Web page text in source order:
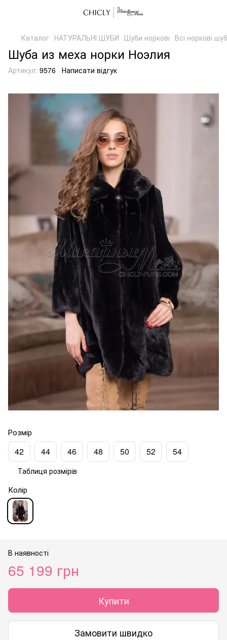
Каталог НАТУРАЛЬНІ ШУБИ Шуби норкові Всі норкові
Шуба из меха норки Ноэлия
Артикул: 9576 Написати відгук
Розмір
42 44 46 48 50 52 54
Таблиця розмірів
Колір
В наявності
65 199 грн
Купити
Замовити швидко